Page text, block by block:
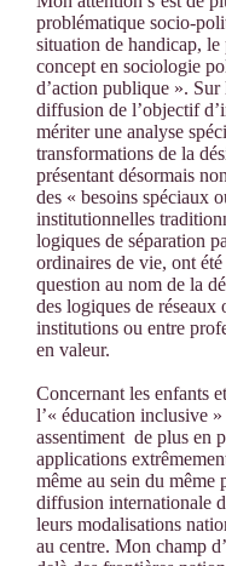
problématique socio-
situation de handicap, le
concept en sociologie
d’action publique ».
diffusion de l’objectif
mériter une analyse
transformations de la
présentant désormais
des « besoins spéciaux
institutionnelles
logiques de séparation
ordinaires de vie, ont
question au nom de la
des logiques de
institutions ou entre
en valeur.
Concernant les enfants
l’« éducation inclusive
assentiment de plus en
applications
même au sein du même
diffusion internationale
leurs modalisations
au centre. Mon champ